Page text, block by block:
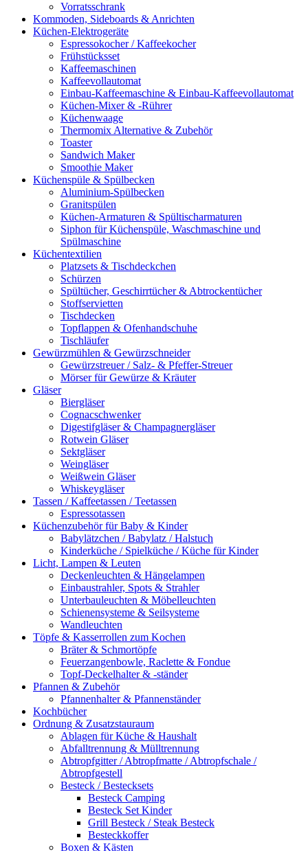
Vorratsschrank
Kommoden, Sideboards & Anrichten
Küchen-Elektrogeräte
Espressokocher / Kaffeekocher
Frühstücksset
Kaffeemaschinen
Kaffeevollautomat
Einbau-Kaffeemaschine & Einbau-Kaffeevollautomat
Küchen-Mixer & -Rührer
Küchenwaage
Thermomix Alternative & Zubehör
Toaster
Sandwich Maker
Smoothie Maker
Küchenspüle & Spülbecken
Aluminium-Spülbecken
Granitspülen
Küchen-Armaturen & Spültischarmaturen
Siphon für Küchenspüle, Waschmaschine und
Spülmaschine
Küchentextilien
Platzsets & Tischdeckchen
Schürzen
Spültücher, Geschirrtücher & Abtrockentücher
Stoffservietten
Tischdecken
Topflappen & Ofenhandschuhe
Tischläufer
Gewürzmühlen & Gewürzschneider
Gewürzstreuer / Salz- & Pfeffer-Streuer
Mörser für Gewürze & Kräuter
Gläser
Biergläser
Cognacschwenker
Digestifgläser & Champagnergläser
Rotwein Gläser
Sektgläser
Weingläser
Weißwein Gläser
Whiskeygläser
Tassen / Kaffeetassen / Teetassen
Espressotassen
Küchenzubehör für Baby & Kinder
Babylätzchen / Babylatz / Halstuch
Kinderküche / Spielküche / Küche für Kinder
Licht, Lampen & Leuten
Deckenleuchten & Hängelampen
Einbaustrahler, Spots & Strahler
Unterbauleuchten & Möbelleuchten
Schienensysteme & Seilsysteme
Wandleuchten
Töpfe & Kasserrollen zum Kochen
Bräter & Schmortöpfe
Feuerzangenbowle, Raclette & Fondue
Topf-Deckelhalter & -ständer
Pfannen & Zubehör
Pfannenhalter & Pfannenständer
Kochbücher
Ordnung & Zusatzstauraum
Ablagen für Küche & Haushalt
Abfalltrennung & Mülltrennung
Abtropfgitter / Abtropfmatte / Abtropfschale /
Abtropfgestell
Besteck / Bestecksets
Besteck Camping
Besteck Set Kinder
Grill Besteck / Steak Besteck
Besteckkoffer
Boxen & Kästen